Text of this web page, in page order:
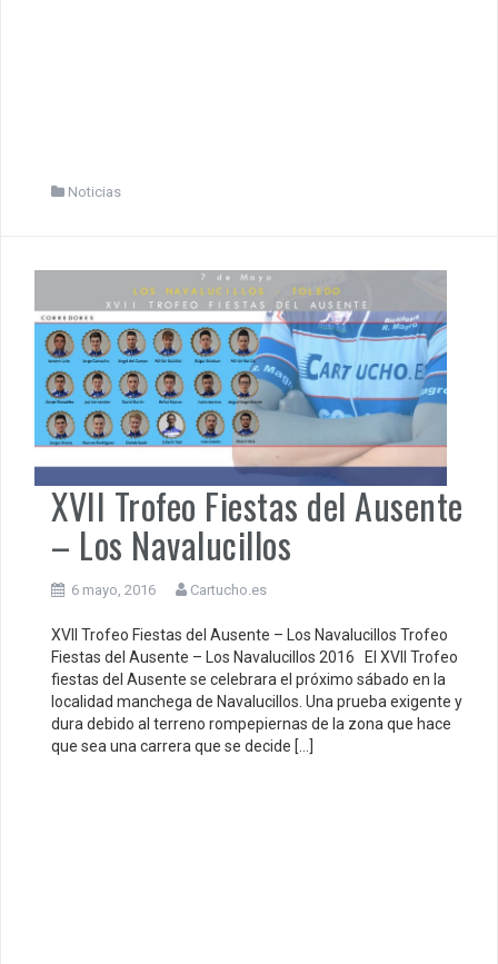
Noticias
XVII Trofeo Fiestas del Ausente
– Los Navalucillos
6 mayo, 2016 Cartucho.es
XVII Trofeo Fiestas del Ausente – Los Navalucillos Trofeo
Fiestas del Ausente – Los Navalucillos 2016 El XVII Trofeo
fiestas del Ausente se celebrara el próximo sábado en la
localidad manchega de Navalucillos. Una prueba exigente y
dura debido al terreno rompepiernas de la zona que hace
que sea una carrera que se decide […]